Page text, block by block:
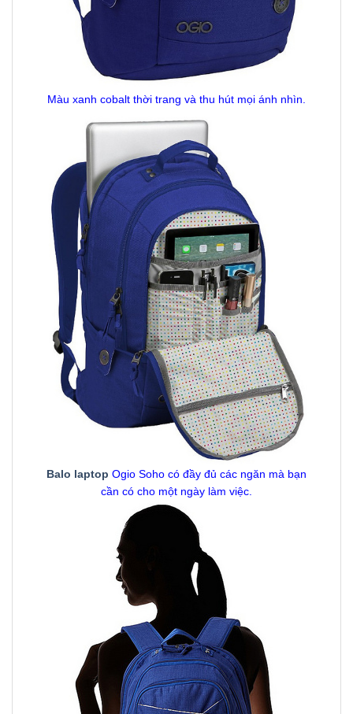
Màu xanh cobalt thời trang và thu hút mọi ánh nhìn.
Balo laptop Ogio Soho có đầy đủ các ngăn mà bạn
cần có cho một ngày làm việc.